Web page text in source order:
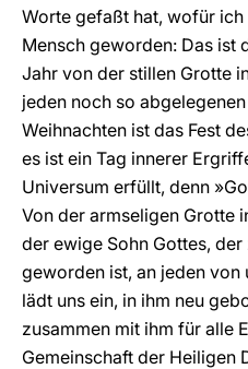
Worte gefaßt hat, wofür
Mensch geworden: Das ist
Jahr von der stillen Grotte
jeden noch so
Weihnachten ist das Fest
es ist ein Tag innerer
Universum erfüllt, denn
Von der armseligen Grotte
der ewige Sohn Gottes,
geworden ist, an jeden von
lädt uns ein, in ihm neu
zusammen mit ihm für alle
Gemeinschaft der Heiligen